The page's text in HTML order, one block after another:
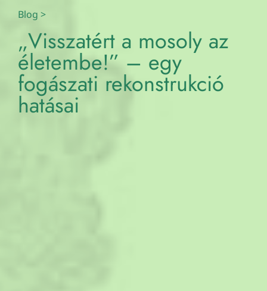
Blog >
„Visszatért a mosoly az
életembe!” – egy
fogászati rekonstrukció
hatásai